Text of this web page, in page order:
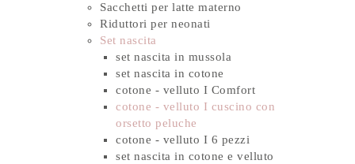
Sacchetti per latte materno
Riduttori per neonati
Set nascita
set nascita in mussola
set nascita in cotone
cotone - velluto I Comfort
cotone - velluto I cuscino con
orsetto peluche
cotone - velluto I 6 pezzi
set nascita in cotone e velluto